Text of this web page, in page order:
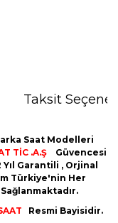
Taksit
Saat Modelleri
TİC .A.Ş
Güvencesi
Garantili , Orjinal
Türkiye'nin Her
Resmi Bayisidir.